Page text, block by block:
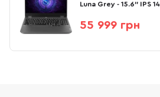
Luna Grey - 15.6" IPS
GeForce RTX 3050
55 999 грн